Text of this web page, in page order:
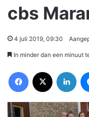
cbs
4 juli 2019, 09:30
In minder dan een minuut